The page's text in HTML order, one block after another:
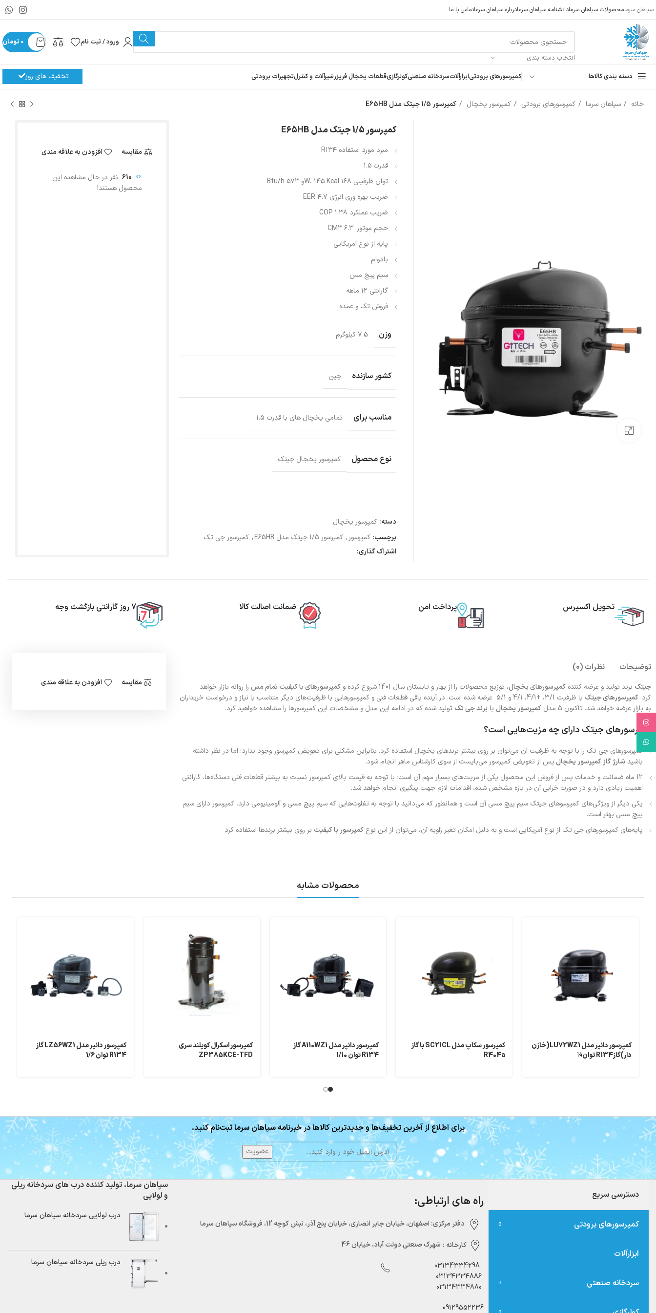
سپاهان سرمامحصولات سپاهان سرمادانشنامه سپاهان سرمادرباره سپاهان سرماتماس با ما
انتخاب دسته بندی
ورود / ثبت نام 0 تومان
دسته بندی کالاها کمپرسورهای برودتیابزارآلاتسردخانه صنعتیکولرگازیقطعات یخچال فریزرشیرآلات و کنترلتجهیزات برودتی تخفیف های روز
خانه سپاهان سرما کمپرسورهای برودتی کمپرسور یخچال کمپرسور 1/5 جیتک مدل E65HB
کمپرسور 1/5 جیتک مدل E65HB
مبرد مورد استفاده R۱۳۴
قدرت ۱.۵
توان ظرفیتی ۱۶۸ W، ۱۴۵ Kcalو ۵۷۳ Btu/h
ضریب بهره وری انرژی ۴.۷ EER
ضریب عملکرد ۱.۳۸ COP
حجم موتور: ۶.۳ CM۳
پایه از نوع آمریکایی
بادوام
سیم پیچ مس
گارانتی 12 ماهه
فروش تک و عمده
وزن 7.5 کیلوگرم
کشور سازنده چین
مناسب برای تمامی یخچال های با قدرت 1.5
نوع محصول کمپرسور یخجال جیتک
دسته: کمپرسور یخچال
برچسب: کمپرسور , کمپرسور 1/5 جیتک مدل E65HB , کمپرسور جی تک
اشتراک گذاری:
مقایسه افزودن به علاقه مندی
610 نفر در حال مشاهده این
محصول هستند!
تحویل اکسپرس پرداخت امن ضمانت اصالت کالا 7 روز گارانتی بازگشت وجه
توضیحات نظرات (0)
جیتک برند تولید و عرضه کننده کمپرسورهای یخچال، توزیع محصولات را از بهار و تابستان سال 1401 شروع کرده و کمپرسورهای با کیفیت تمام مس را روانه بازار خواهد
کرد. کمپرسورهای جیتک
با ظرفیت 3/1، +4/1، 4/1 و 5/1 عرضه شده است. در آینده باقی قطعات فنی و کمپرسورهایی با ظرفیت‌های دیگر متناسب با نیاز و درخواست خریداران
به بازار عرضه خواهد شد. تاکنون 5 مدل
کمپرسور یخچال با برند جی تک تولید شده که در ادامه این مدل و مشخصات این کمپرسورها را مشاهده خواهید کرد.
کمپرسورهای جیتک دارای چه مزیت‌هایی است؟
کمپرسورهای جی تک را با توجه به ظرفیت آن می‌توان بر روی بیشتر برندهای یخچال استفاده کرد. بنابراین مشکلی برای تعویض کمپرسور وجود ندارد؛ اما در نظر داشته
باشید شارژ گاز کمپرسور یخچالپس از تعویض کمپرسور می‌بایست از سوی کارشناس ماهر انجام شود.
12 ماه ضمانت و خدمات پس از فروش این محصول یکی از مزیت‌های بسیار مهم آن است؛ با توجه به قیمت بالای کمپرسور نسبت به بیشتر قطعات فنی دستگاه‌ها، گارانتی
اهمیت زیادی دارد و در صورت خرابی آن در بازه مشخص شده، اقدامات لازم جهت پیگیری انجام خواهد شد.
یکی دیگر از ویژگی‌های کمپرسوهای جیتک سیم پیچ مسی آن است و همانطور که می‌دانید با توجه به تفاوت‌هایی که سیم پیچ مسی و آلومینیومی دارد، کمپرسور دارای سیم
پیچ مسی بهتر است.
پایه‌های کمپرسورهای جی تک از نوع آمریکایی است و به دلیل امکان تغیر زاویه آن، می‌توان از این نوع کمپرسور با کیفیت بر روی بیشتر برندها استفاده کرد
مقایسه افزودن به علاقه مندی
محصولات مشابه
کمپرسور دانپر مدل LU72WZ1(خازن
دار)گازR134 توان¼
کمپرسور سکاپ مدل SC21CL با گاز
R404a
کمپرسور دانپر مدل A110WZ1 گاز
R134 توان 1/10
کمپرسور اسکرال کوپلند سری
ZP385KCE-TFD
کمپرسور دانپر مدل LZ56WZ1 گاز
R134 توان 1/6
برای اطلاع از آخرین تخفیف‌ها و جدیدترین کالاها در خبرنامه سپاهان سرما ثبت‌نام کنید.
دسترسی سریع
کمپرسورهای برودتی
ابزارآلات
سردخانه صنعتی
راه های ارتباطی:
دفتر مرکزی:‌ اصفهان، خیابان جابر انصاری، خیابان پنج آذر، نبش کوچه 12، فروشگاه سپاهان سرما
کارخانه : شهرک صنعتی دولت آباد، خیابان 46
03134334298
03134334886
03134334880
09129552236
سپاهان سرما، تولید کننده درب های سردخانه ریلی
و لولایی
درب لولایی سردخانه سپاهان سرما
درب ریلی سردخانه سپاهان سرما